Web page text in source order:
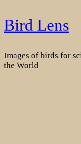
Skip
to
Bird Lens
Images of birds for
the World